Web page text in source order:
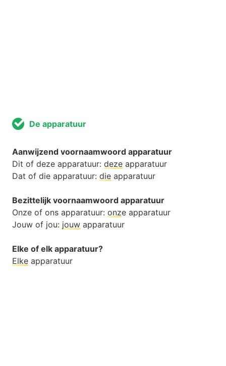
De apparatuur
Aanwijzend voornaamwoord apparatuur
Dit of deze apparatuur: deze apparatuur
Dat of die apparatuur: die apparatuur
Bezittelijk voornaamwoord apparatuur
Onze of ons apparatuur: onze apparatuur
Jouw of jou: jouw apparatuur
Elke of elk apparatuur?
Elke apparatuur